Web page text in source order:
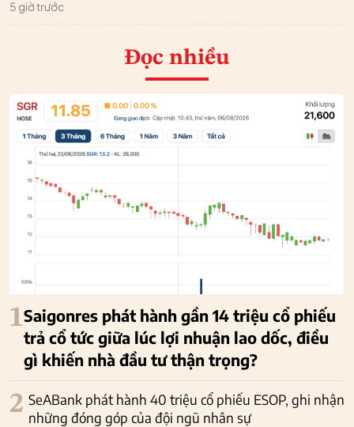
5 giờ trước
Đọc nhiều
1Saigonres phát hành gần 14 triệu cổ phiếu
trả cổ tức giữa lúc lợi nhuận lao dốc, điều
gì khiến nhà đầu tư thận trọng?
2 SeABank phát hành 40 triệu cổ phiếu ESOP, ghi nhận
những đóng góp của đội ngũ nhân sự